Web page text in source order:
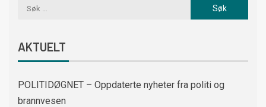
AKTUELT
POLITIDØGNET – Oppdaterte nyheter fra politi og
brannvesen